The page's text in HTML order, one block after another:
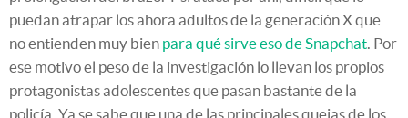
puedan atrapar los ahora adultos de la generación X que
no entienden muy bien para qué sirve eso de Snapchat. Por
ese motivo el peso de la investigación lo llevan los propios
protagonistas adolescentes que pasan bastante de la
policía. Ya se sabe que una de las principales quejas de los